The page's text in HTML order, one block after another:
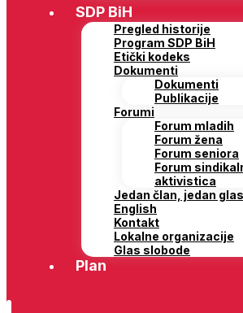
SDP BiH
Pregled historije
Program SDP BiH
Etički kodeks
Dokumenti
Dokumenti
Publikacije
Forumi
Forum mladih
Forum žena
Forum seniora
Forum
aktivistica
Jedan član, jedan glas
English
Kontakt
Lokalne organizacije
Glas slobode
Plan